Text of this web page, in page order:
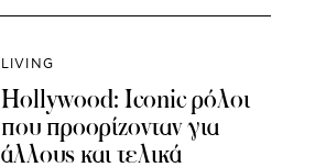
LIVING
Hollywood: Iconic ρόλοι
που προορίζονταν για
άλλους και τελικά